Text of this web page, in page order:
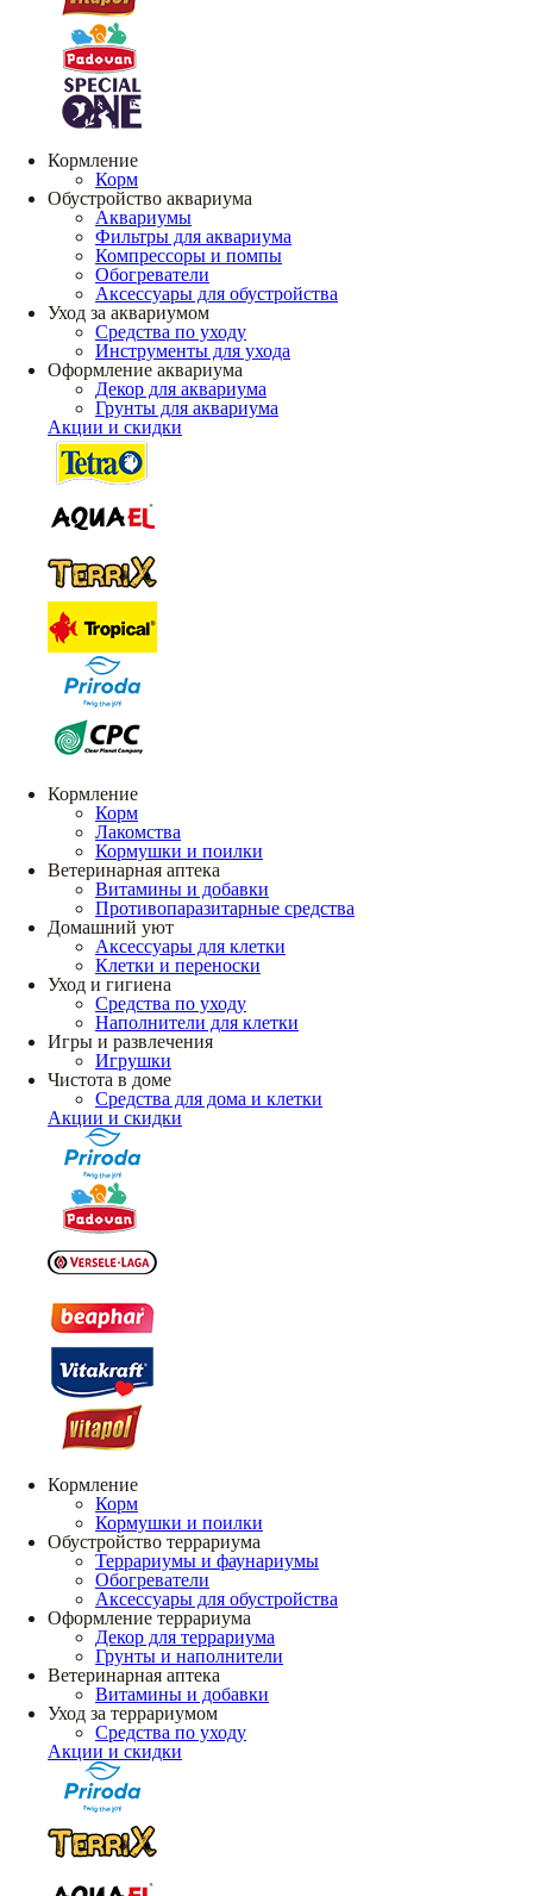
Кормление
Корм
Обустройство аквариума
Аквариумы
Фильтры для аквариума
Компрессоры и помпы
Обогреватели
Аксессуары для обустройства
Уход за аквариумом
Средства по уходу
Инструменты для ухода
Оформление аквариума
Декор для аквариума
Грунты для аквариума
Акции и скидки
Кормление
Корм
Лакомства
Кормушки и поилки
Ветеринарная аптека
Витамины и добавки
Противопаразитарные средства
Домашний уют
Аксессуары для клетки
Клетки и переноски
Уход и гигиена
Средства по уходу
Наполнители для клетки
Игры и развлечения
Игрушки
Чистота в доме
Средства для дома и клетки
Акции и скидки
Кормление
Корм
Кормушки и поилки
Обустройство террариума
Террариумы и фаунариумы
Обогреватели
Аксессуары для обустройства
Оформление террариума
Декор для террариума
Грунты и наполнители
Ветеринарная аптека
Витамины и добавки
Уход за террариумом
Средства по уходу
Акции и скидки